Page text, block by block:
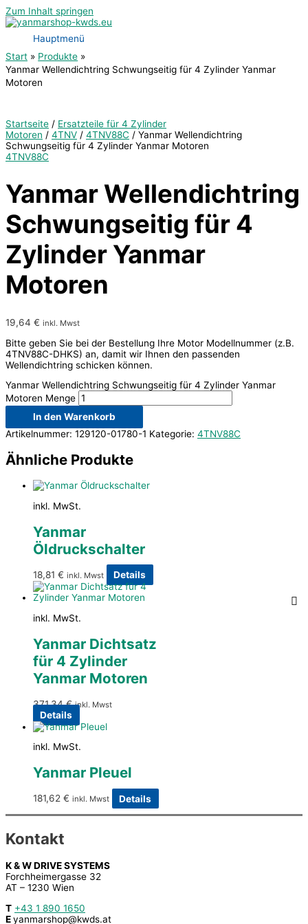
Zum Inhalt springen
Hauptmenü
Start
Produkte
Yanmar Wellendichtring Schwungseitig für 4 Zylinder Yanmar
Motoren
Startseite / Ersatzteile für 4 Zylinder
Motoren / 4TNV / 4TNV88C / Yanmar Wellendichtring
Schwungseitig für 4 Zylinder Yanmar Motoren
4TNV88C
Yanmar Wellendichtring
Schwungseitig für 4
Zylinder Yanmar
Motoren
19,64 € inkl. Mwst
Bitte geben Sie bei der Bestellung Ihre Motor Modellnummer (z.B.
4TNV88C-DHKS) an, damit wir Ihnen den passenden
Wellendichtring schicken können.
Yanmar Wellendichtring Schwungseitig für 4 Zylinder Yanmar
Motoren Menge
In den Warenkorb
Artikelnummer: 129120-01780-1 Kategorie: 4TNV88C
Ähnliche Produkte
inkl. MwSt.
Yanmar
Öldruckschalter
18,81 € inkl. Mwst Details
inkl. MwSt.
Yanmar Dichtsatz
für 4 Zylinder
Yanmar Motoren
371,34€ inkl. Mwst
Details
inkl. MwSt.
Yanmar Pleuel
181,62 € inkl. Mwst Details
Kontakt
K & W DRIVE SYSTEMS
Forchheimergasse 32
AT – 1230 Wien
T +43 1 890 1650
Eyanmarshop@kwds.at